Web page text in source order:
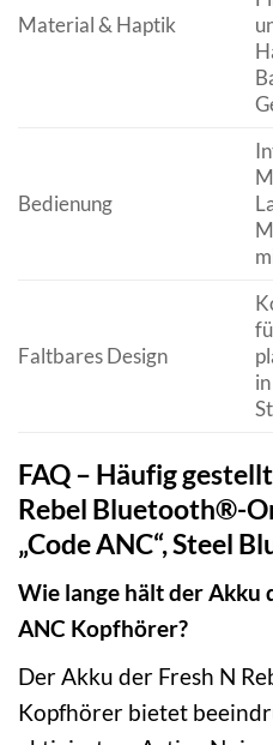
Material & Haptik
Bedienung
Faltbares Design
FAQ – Häufig
Rebel Bluetooth®-
„Code ANC“, Steel
Wie lange hält der Akku
ANC Kopfhörer?
Der Akku der Fresh N
Kopfhörer bietet